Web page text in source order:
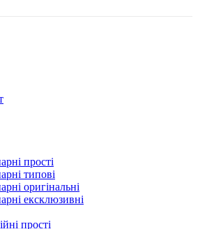
прості
типові
оригінальні
ексклюзивні
прості